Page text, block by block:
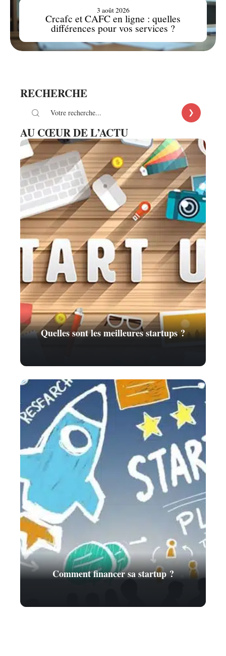
Crcafc et CAFC en ligne : quelles
différences pour vos services ?
3 août 2026
RECHERCHE
AU CŒUR DE L’ACTU
Quelles sont les meilleures startups ?
Comment financer sa startup ?